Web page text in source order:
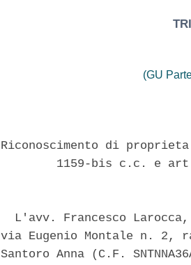
(GU
Riconoscimento di
1159-bis c.c. e
L'avv. Francesco
via Eugenio Montale n. 2,
Santoro Anna (C.F.